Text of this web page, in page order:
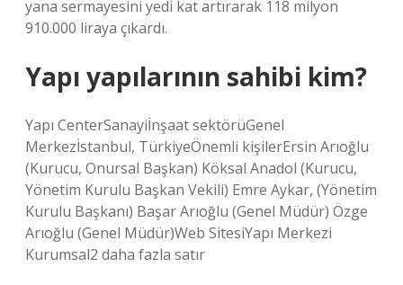
yana sermayesini yedi kat artırarak 118 milyon
910.000 liraya çıkardı.
Yapı yapılarının sahibi kim?
Yapı CenterSanayiİnşaat sektörüGenel
Merkezİstanbul, TürkiyeÖnemli kişilerErsin Arıoğlu
(Kurucu, Onursal Başkan) Köksal Anadol (Kurucu,
Yönetim Kurulu Başkan Vekili) Emre Aykar, (Yönetim
Kurulu Başkanı) Başar Arıoğlu (Genel Müdür) Özge
Arıoğlu (Genel Müdür)Web SitesiYapı Merkezi
Kurumsal2 daha fazla satır